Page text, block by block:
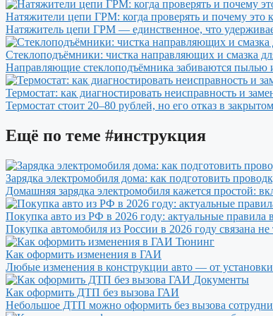
Натяжители цепи ГРМ: когда проверять и почему это
Натяжитель цепи ГРМ — единственное, что
Стеклоподъёмники: чистка направляющих и смазка
Направляющие стеклоподъёмника забиваются пылью
Термостат: как диагностировать неисправность и
Термостат стоит 20–80 рублей, но его отказ в
Ещё по теме #инструкция
Зарядка электромобиля дома: как подготовить
Домашняя зарядка электромобиля кажется простой:
Покупка авто из РФ в 2026 году: актуальные
Покупка автомобиля из России в 2026 году связана
Тюнинг
Как оформить изменения в ГАИ
Любые изменения в конструкции авто — от
Документы
Как оформить ДТП без вызова ГАИ
Небольшое ДТП можно оформить без вызова